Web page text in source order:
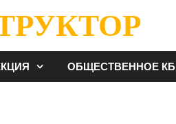
ОБЩЕСТВЕННОЕ КБ